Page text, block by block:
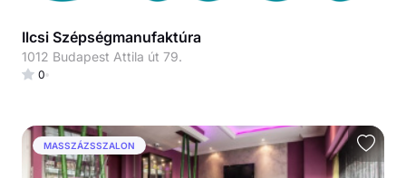
Ilcsi Szépségmanufaktúra
1012 Budapest Attila út 79.
0
MASSZÁZSSZALON